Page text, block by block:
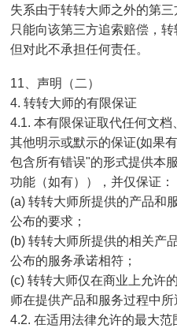
失系由于转转大师之外的第
只能向该第三方追索赔偿，
但对此不承担任何责任。
11、声明（二）
4. 转转大师的有限保证
4.1. 本有限保证取代任何文
其他明示或默示的保证(如果
包含所有错误"的形式提供本
功能（如有）），并仅保证：
(a) 转转大师所提供的产品和
公布的要求；
(b) 转转大师所提供的相关产
公布的服务承诺相符；
(c) 转转大师仅在商业上允许
师在提供产品和服务过程中所
4.2. 在适用法律允许的最大